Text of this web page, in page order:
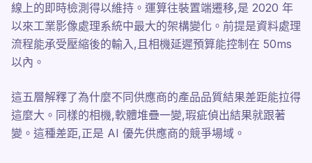
線上的即時檢測得以維持。運算往裝置端遷移,是 2020 年
以來工業影像處理系統中最大的架構變化。前提是資料處理
流程能承受壓縮後的輸入,且相機延遲預算能控制在 50ms
以內。
這五層解釋了為什麼不同供應商的產品品質結果差距能拉得
這麼大。同樣的相機,軟體堆疊一變,瑕疵偵出結果就跟著
變。這種差距,正是 AI 優先供應商的競爭場域。